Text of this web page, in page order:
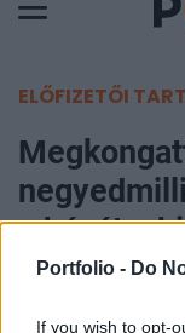
Portfolio - Do
If you wish to opt-
ELŐFIZETŐI
a házát a
miatt